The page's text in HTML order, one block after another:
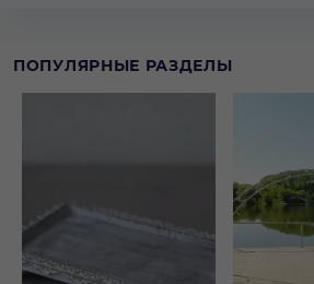
ПОПУЛЯРНЫЕ РАЗДЕЛЫ